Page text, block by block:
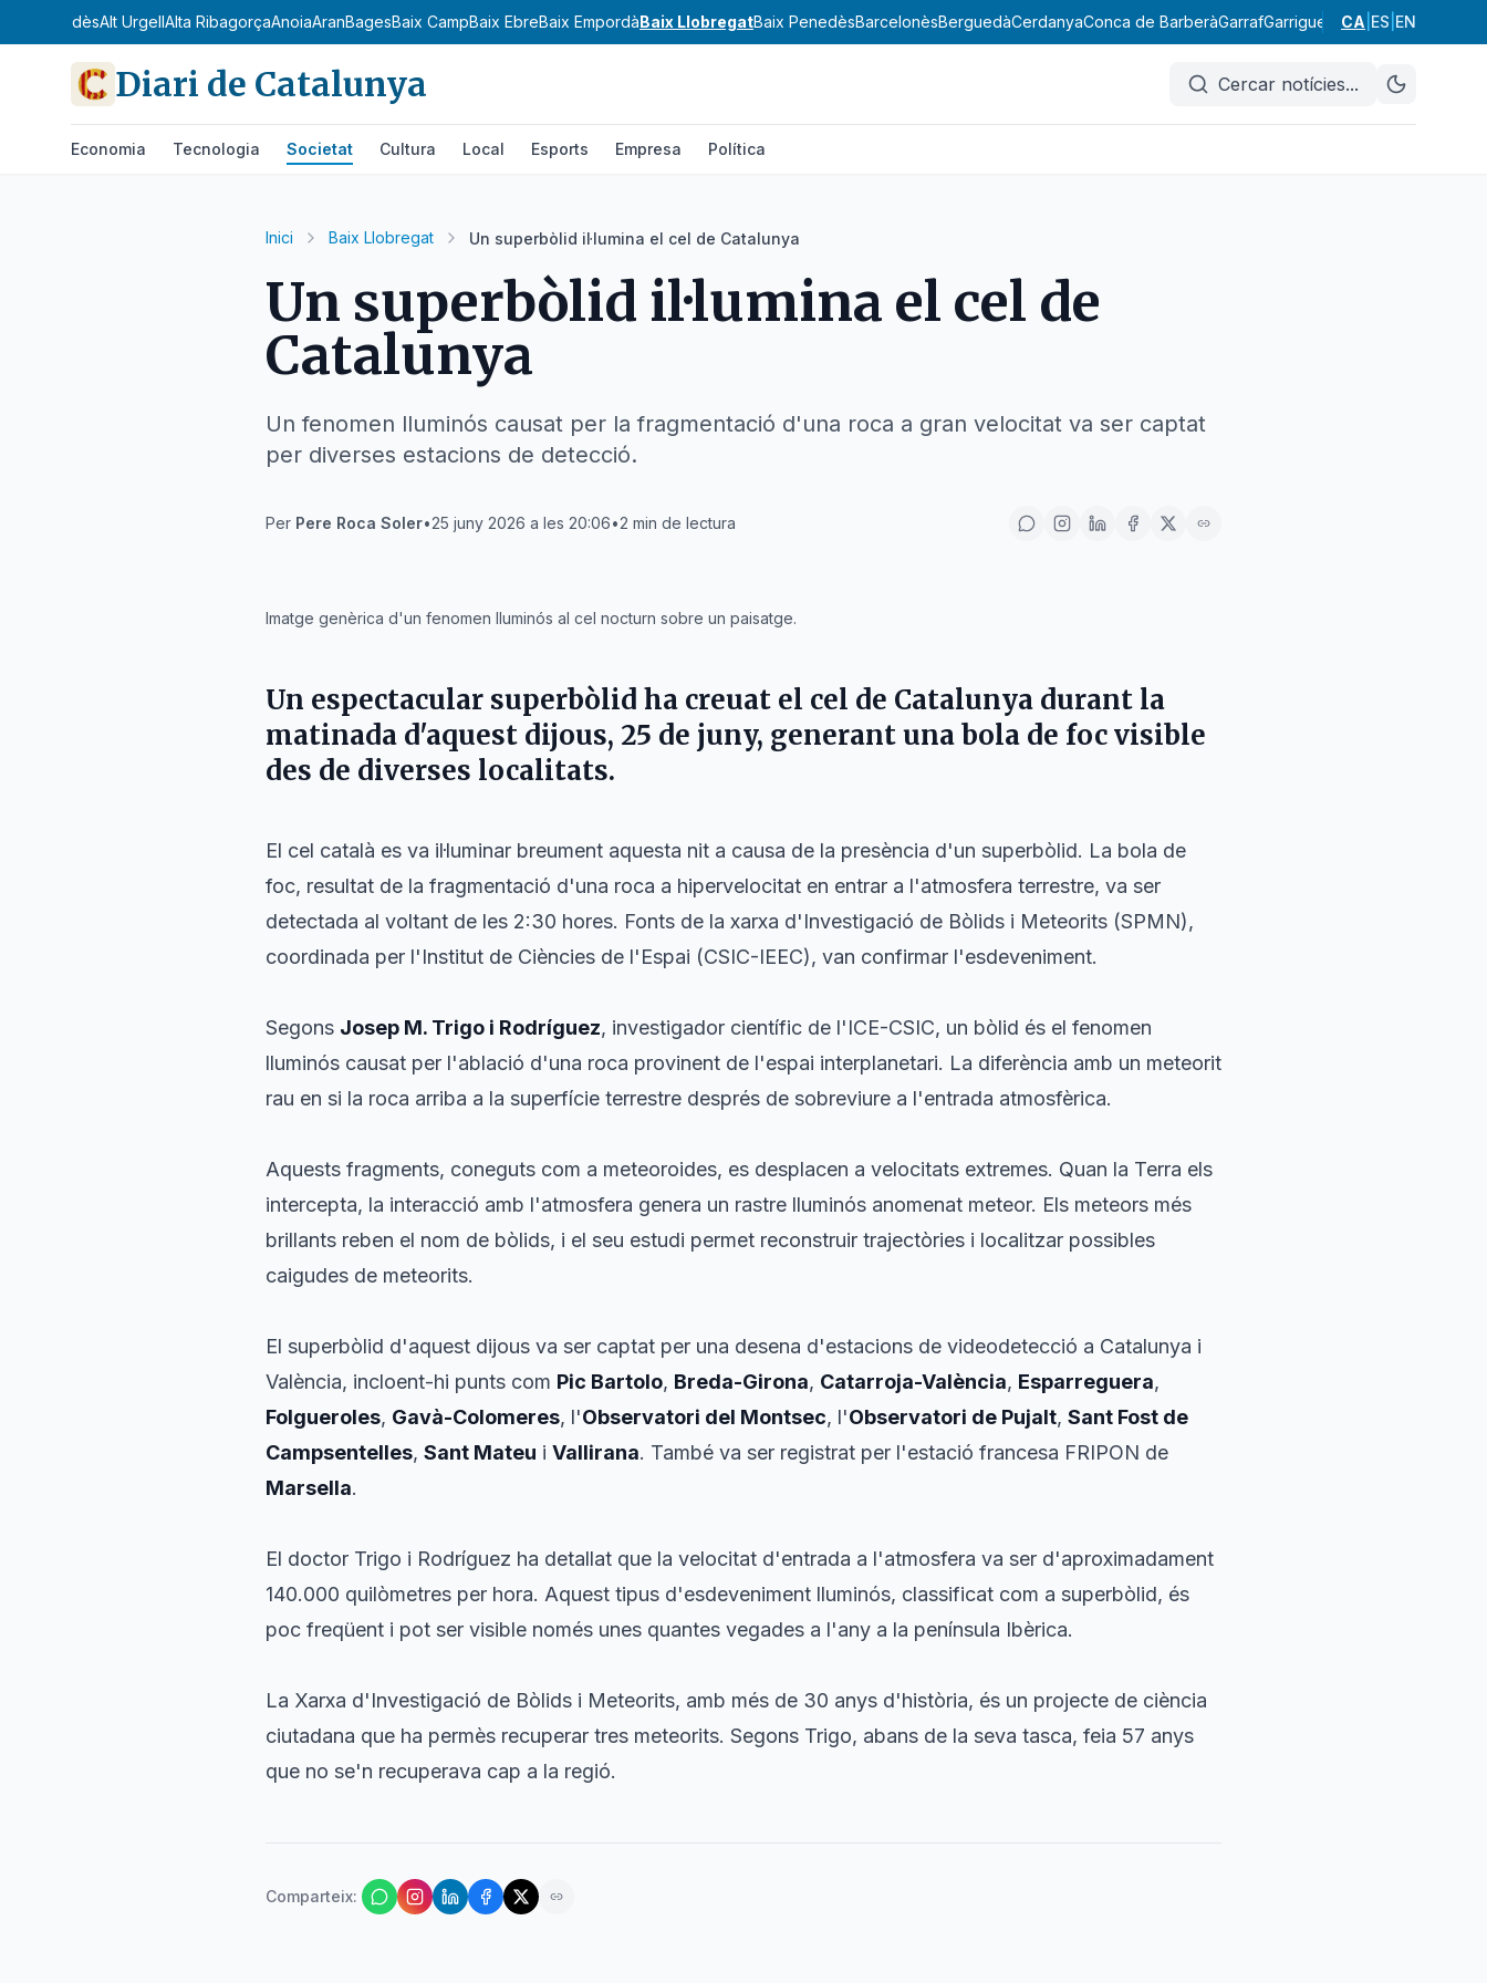
Alt PenedèsAlt UrgellAlta RibagorçaAnoiaAranBagesBaix CampBaix EbreBaix EmpordàBaix LlobregatBaix PenedèsBarcelonèsBerguedàCerdanyaConca de BarberàGarrafGarrigues GarrotxaGironès
CA ES EN
Diari de Catalunya Cercar notícies...
Economia Tecnologia Societat Cultura Local Esports Empresa Política
Inici Baix Llobregat Un superbòlid il·lumina el cel de Catalunya
Un superbòlid il·lumina el cel de
Catalunya
Un fenomen lluminós causat per la fragmentació d'una roca a gran velocitat va ser captat
per diverses estacions de detecció.
Per Pere Roca Soler•25 juny 2026 a les 20:06•2 min de lectura
Imatge genèrica d'un fenomen lluminós al cel nocturn sobre un paisatge.
Un espectacular superbòlid ha creuat el cel de Catalunya durant la
matinada d'aquest dijous, 25 de juny, generant una bola de foc visible
des de diverses localitats.
El cel català es va il·luminar breument aquesta nit a causa de la presència d'un superbòlid. La bola de
foc, resultat de la fragmentació d'una roca a hipervelocitat en entrar a l'atmosfera terrestre, va ser
detectada al voltant de les 2:30 hores. Fonts de la xarxa d'Investigació de Bòlids i Meteorits (SPMN),
coordinada per l'Institut de Ciències de l'Espai (CSIC-IEEC), van confirmar l'esdeveniment.
Segons Josep M. Trigo i Rodríguez, investigador científic de l'ICE-CSIC, un bòlid és el fenomen
lluminós causat per l'ablació d'una roca provinent de l'espai interplanetari. La diferència amb un meteorit
rau en si la roca arriba a la superfície terrestre després de sobreviure a l'entrada atmosfèrica.
Aquests fragments, coneguts com a meteoroides, es desplacen a velocitats extremes. Quan la Terra els
intercepta, la interacció amb l'atmosfera genera un rastre lluminós anomenat meteor. Els meteors més
brillants reben el nom de bòlids, i el seu estudi permet reconstruir trajectòries i localitzar possibles
caigudes de meteorits.
El superbòlid d'aquest dijous va ser captat per una desena d'estacions de videodetecció a Catalunya i
València, incloent-hi punts com Pic Bartolo, Breda-Girona, Catarroja-València, Esparreguera,
Folgueroles, Gavà-Colomeres, l'Observatori del Montsec, l'Observatori de Pujalt, Sant Fost de
Campsentelles, Sant Mateu i Vallirana. També va ser registrat per l'estació francesa FRIPON de
Marsella.
El doctor Trigo i Rodríguez ha detallat que la velocitat d'entrada a l'atmosfera va ser d'aproximadament
140.000 quilòmetres per hora. Aquest tipus d'esdeveniment lluminós, classificat com a superbòlid, és
poc freqüent i pot ser visible només unes quantes vegades a l'any a la península Ibèrica.
La Xarxa d'Investigació de Bòlids i Meteorits, amb més de 30 anys d'història, és un projecte de ciència
ciutadana que ha permès recuperar tres meteorits. Segons Trigo, abans de la seva tasca, feia 57 anys
que no se'n recuperava cap a la regió.
Comparteix: